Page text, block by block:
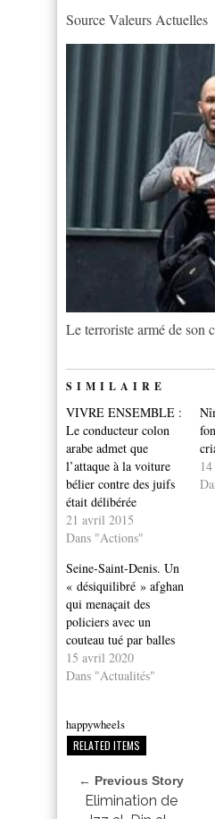
Source Valeurs Actuelles
Le terroriste armé de son
SIMILAIRE
VIVRE ENSEMBLE :
Le conducteur colon
arabe admet que
l’attaque à la voiture
bélier contre des juifs
était délibérée
21 avril 2015
Dans "Actions"
Seine-Saint-Denis. Un
« désiquilibré » afghan
qui menaçait des
policiers avec un
couteau tué par balles
15 avril 2020
Dans "Actualités"
happywheels
RELATED ITEMS
← Previous Story
Elimination de